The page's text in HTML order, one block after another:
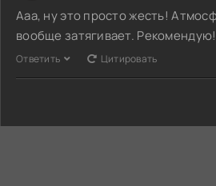
Ааа, ну это просто жесть!
вообще затягивает. Рекомендую!
Ответить Цитировать